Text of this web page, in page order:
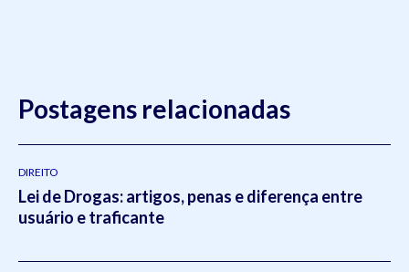
Postagens relacionadas
DIREITO
Lei de Drogas: artigos, penas e diferença entre
usuário e traficante